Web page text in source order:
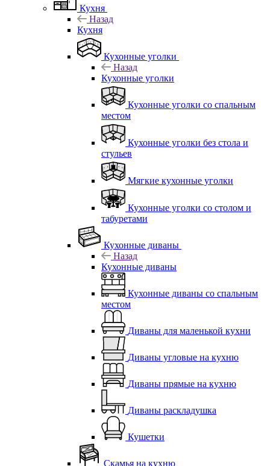
Кухня
Назад
Кухня
Кухонные уголки
Назад
Кухонные уголки
Кухонные уголки со спальным
местом
Кухонные уголки без стола и
стульев
Мягкие кухонные уголки
Кухонные уголки со столом и
табуретами
Кухонные диваны
Назад
Кухонные диваны
Кухонные диваны со спальным
местом
Диваны для маленькой кухни
Диваны угловые на кухню
Диваны прямые на кухню
Диваны раскладушка
Кушетки
Скамья на кухню